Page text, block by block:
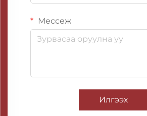
Мессеж
Илгээх